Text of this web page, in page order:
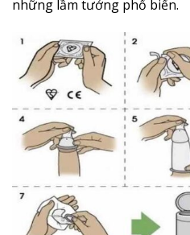
những lầm tưởng phổ biến.